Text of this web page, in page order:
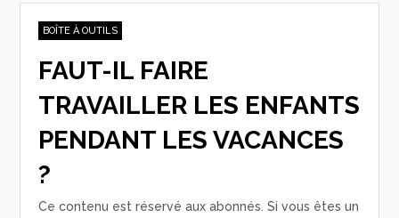
BOÎTE À OUTILS
FAUT-IL FAIRE
TRAVAILLER LES ENFANTS
PENDANT LES VACANCES
?
Ce contenu est réservé aux abonnés. Si vous êtes un